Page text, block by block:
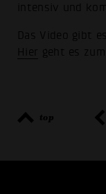
intensiv und
Das Video gibt es
Hier geht es
top